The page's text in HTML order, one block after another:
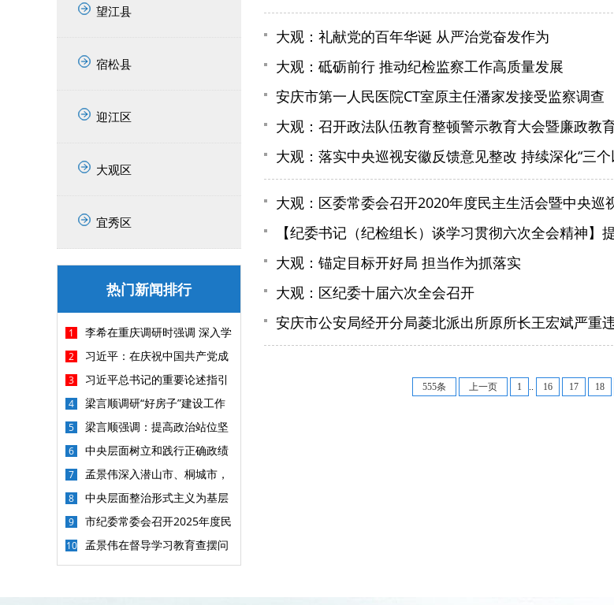
望江县
宿松县
迎江区
大观区
宜秀区
热门新闻排行
1
李希在重庆调研时强调 深入学
习贯彻习近平党建思想 以更高标准
更实举措做好纪检监察各项工作
2
习近平：在庆祝中国共产党成
立105周年大会上的讲话
3
习近平总书记的重要论述指引
基础教育改革发展开创新局面
4
梁言顺调研“好房子”建设工作
并主持召开座谈会 深入学习贯彻习
近平总书记重要讲话精神 加快建
设“好房子”探索房地产高质量发展
新路
5
梁言顺强调：提高政治站位坚
持问题导向勇于刀刃向内 坚决把集
中整治重点任务抓紧抓实抓出成效
6
中央层面树立和践行正确政绩
观学习教育工作专班 中央纪委办公
厅公开通报3起政绩观偏差问题
7
孟景伟深入潜山市、桐城市，
调研督导汛期地质灾害防治工作
8
中央层面整治形式主义为基层
减负专项工作机制办公室 中央纪委
办公厅公开通报3起整治形式主义
为基层减负典型问题
9
市纪委常委会召开2025年度民
主生活会
10
孟景伟在督导学习教育查摆问
题整改整治工作时强调 动真碰硬抓
大观：礼献党的百年华诞 从严治党奋发作为
大观：砥砺前行 推动纪检监察工作高质量发展
安庆市第一人民医院CT室原主任潘家发接受监察调查
大观：召开政法队伍教育整顿警示教育大会暨廉政教
大观：落实中央巡视安徽反馈意见整改 持续深化“三
大观：区委常委会召开2020年度民主生活会暨中央巡
【纪委书记（纪检组长）谈学习贯彻六次全会精神】
大观：锚定目标开好局 担当作为抓落实
大观：区纪委十届六次全会召开
安庆市公安局经开分局菱北派出所原所长王宏斌严重
555条 上一页 1 .. 16 17 18